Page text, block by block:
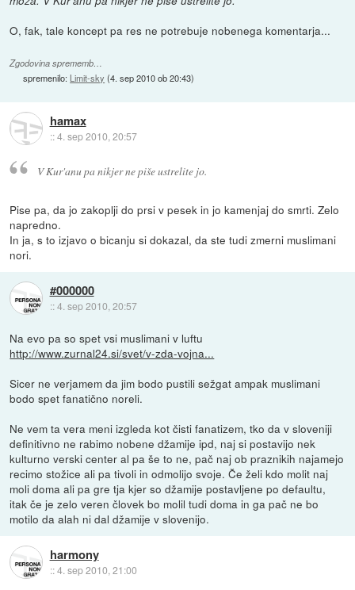
O, fak, tale koncept pa res ne potrebuje nobenega komentarja...
Zgodovina sprememb…
spremenilo: Limit-sky (4. sep 2010 ob 20:43)
hamax
::4. sep 2010, 20:57
V Kur'anu pa nikjer ne piše ustrelite jo.
Pise pa, da jo zakoplji do prsi v pesek in jo kamenjaj do smrti. Zelo
napredno.
In ja, s to izjavo o bicanju si dokazal, da ste tudi zmerni muslimani
nori.
#000000
::4. sep 2010, 20:57
Na evo pa so spet vsi muslimani v luftu
http://www.zurnal24.si/svet/v-zda-vojna...
Sicer ne verjamem da jim bodo pustili sežgat ampak muslimani
bodo spet fanatično noreli.
Ne vem ta vera meni izgleda kot čisti fanatizem, tko da v sloveniji
definitivno ne rabimo nobene džamije ipd, naj si postavijo nek
kulturno verski center al pa še to ne, pač naj ob praznikih najamejo
recimo stožice ali pa tivoli in odmolijo svoje. Če želi kdo molit naj
moli doma ali pa gre tja kjer so džamije postavljene po defaultu,
itak če je zelo veren človek bo molil tudi doma in ga pač ne bo
motilo da alah ni dal džamije v slovenijo.
harmony
::4. sep 2010, 21:00